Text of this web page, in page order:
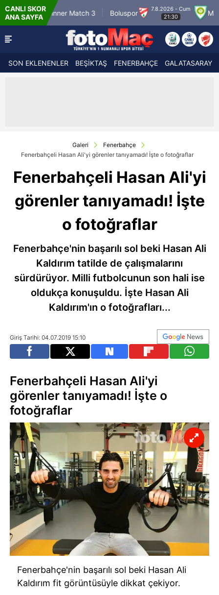
CANLI SKOR
ANA SAYFA
Winner Match 3 Boluspor
7.8.2026 - Cum
21:30
Manisa FK
SON EKLENENLER BEŞİKTAŞ FENERBAHÇE GALATASARAY
Galeri
Fenerbahçe
Fenerbahçeli Hasan Ali'yi görenler tanıyamadı! İşte o fotoğraflar
Fenerbahçeli Hasan Ali'yi
görenler tanıyamadı! İşte
o fotoğraflar
Fenerbahçe'nin başarılı sol beki Hasan Ali
Kaldırım tatilde de çalışmalarını
sürdürüyor. Milli futbolcunun son hali ise
oldukça konuşuldu. İşte Hasan Ali
Kaldırım'ın o fotoğrafları...
Giriş Tarihi: 04.07.2019 15:10
Fenerbahçeli Hasan Ali'yi
görenler tanıyamadı! İşte o
fotoğraflar
Fenerbahçe'nin başarılı sol beki Hasan Ali
Kaldırım fit görüntüsüyle dikkat çekiyor.